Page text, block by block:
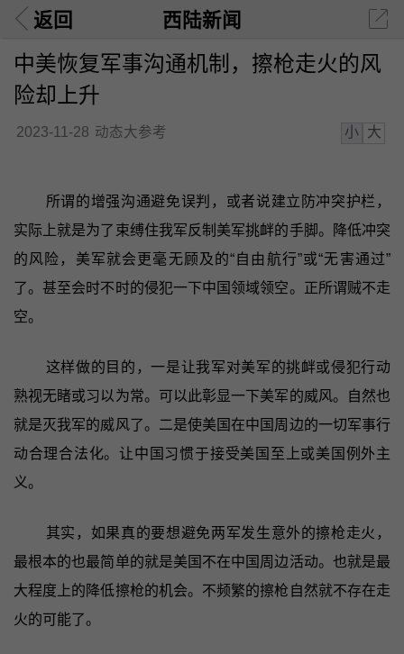
返回 西陆新闻
中美恢复军事沟通机制，擦枪走火的风
险却上升
2023-11-28 动态大参考 小 大
所谓的增强沟通避免误判，或者说建立防冲突护栏，
实际上就是为了束缚住我军反制美军挑衅的手脚。降低冲突
的风险，美军就会更毫无顾及的“自由航行”或“无害通过”
了。甚至会时不时的侵犯一下中国领域领空。正所谓贼不走
空。
这样做的目的，一是让我军对美军的挑衅或侵犯行动
熟视无睹或习以为常。可以此彰显一下美军的威风。自然也
就是灭我军的威风了。二是使美国在中国周边的一切军事行
动合理合法化。让中国习惯于接受美国至上或美国例外主
义。
其实，如果真的要想避免两军发生意外的擦枪走火，
最根本的也最简单的就是美国不在中国周边活动。也就是最
大程度上的降低擦枪的机会。不频繁的擦枪自然就不存在走
火的可能了。